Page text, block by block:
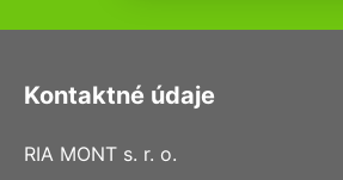
Kontaktné údaje
RIA MONT s. r. o.